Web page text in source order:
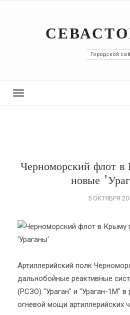
Городской
Toggle
Черноморский флот
новые
5 ОКТЯБРЯ
Артиллерийский полк
дальнобойные реактивные
(РСЗО) "Ураган" и "Ураган-1М" в
огневой мощи артиллерийских